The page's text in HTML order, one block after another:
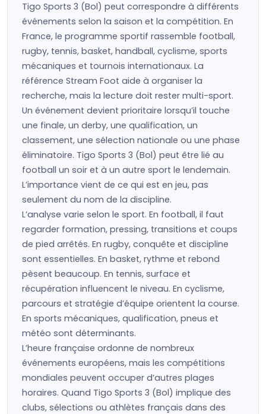
Tigo Sports 3 (Bol) peut correspondre à différents
événements selon la saison et la compétition. En
France, le programme sportif rassemble football,
rugby, tennis, basket, handball, cyclisme, sports
mécaniques et tournois internationaux. La
référence Stream Foot aide à organiser la
recherche, mais la lecture doit rester multi-sport.
Un événement devient prioritaire lorsqu’il touche
une finale, un derby, une qualification, un
classement, une sélection nationale ou une phase
éliminatoire. Tigo Sports 3 (Bol) peut être lié au
football un soir et à un autre sport le lendemain.
L’importance vient de ce qui est en jeu, pas
seulement du nom de la discipline.
L’analyse varie selon le sport. En football, il faut
regarder formation, pressing, transitions et coups
de pied arrêtés. En rugby, conquête et discipline
sont essentielles. En basket, rythme et rebond
pèsent beaucoup. En tennis, surface et
récupération influencent le niveau. En cyclisme,
parcours et stratégie d’équipe orientent la course.
En sports mécaniques, qualification, pneus et
météo sont déterminants.
L’heure française ordonne de nombreux
événements européens, mais les compétitions
mondiales peuvent occuper d’autres plages
horaires. Quand Tigo Sports 3 (Bol) implique des
clubs, sélections ou athlètes français dans des